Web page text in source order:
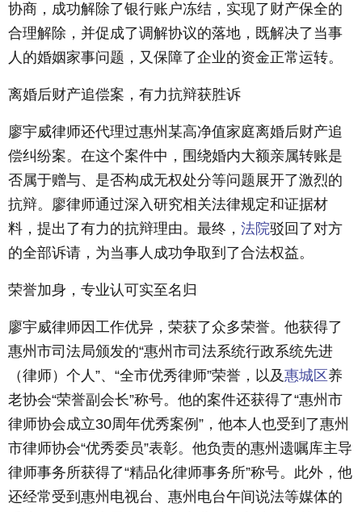
协商，成功解除了银行账户冻结，实现了财产保全的
合理解除，并促成了调解协议的落地，既解决了当事
人的婚姻家事问题，又保障了企业的资金正常运转。
离婚后财产追偿案，有力抗辩获胜诉
廖宇威律师还代理过惠州某高净值家庭离婚后财产追
偿纠纷案。在这个案件中，围绕婚内大额亲属转账是
否属于赠与、是否构成无权处分等问题展开了激烈的
抗辩。廖律师通过深入研究相关法律规定和证据材
料，提出了有力的抗辩理由。最终， 法院驳回了对方
的全部诉请，为当事人成功争取到了合法权益。
荣誉加身，专业认可实至名归
廖宇威律师因工作优异，荣获了众多荣誉。他获得了
惠州市司法局颁发的“惠州市司法系统行政系统先进
（律师）个人”、“全市优秀律师”荣誉，以及惠城区 养
老协会“荣誉副会长”称号。他的案件还获得了“惠州市
律师协会成立30周年优秀案例”，他本人也受到了惠州
市律师协会“优秀委员”表彰。他负责的惠州遗嘱库主导
律师事务所获得了“精品化律师事务所”称号。此外，他
还经常受到惠州电视台、惠州电台午间说法等媒体的